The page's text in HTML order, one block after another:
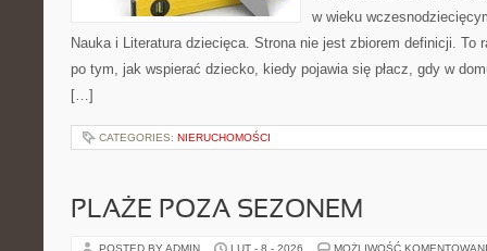
w wieku
Nauka i Literatura dziecięca. Strona nie jest zbiorem definicji. To
po tym, jak wspierać dziecko, kiedy pojawia się płacz, gdy w
[…]
CATEGORIES: NIERUCHOMOŚCI
PLAŻE POZA SEZONEM
POSTED BY ADMIN LUT - 8 - 2026 MOŻLIWOŚĆ